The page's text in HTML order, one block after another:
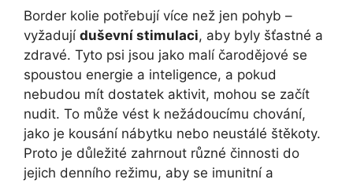
Border kolie potřebují více než jen pohyb –
vyžadují duševní stimulaci, aby byly šťastné a
zdravé. Tyto psi jsou jako malí čarodějové se
spoustou energie a inteligence, a pokud
nebudou mít dostatek aktivit, mohou se začít
nudit. To může vést k nežádoucímu chování,
jako je kousání nábytku nebo neustálé štěkoty.
Proto je důležité zahrnout různé činnosti do
jejich denního režimu, aby se imunitní a